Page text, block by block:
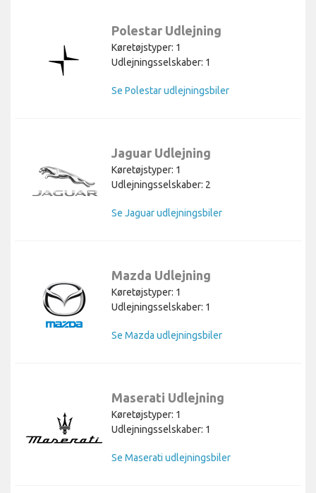
Polestar Udlejning
Køretøjstyper: 1
Udlejningsselskaber: 1
Se Polestar udlejningsbiler
Jaguar Udlejning
Køretøjstyper: 1
Udlejningsselskaber: 2
Se Jaguar udlejningsbiler
Mazda Udlejning
Køretøjstyper: 1
Udlejningsselskaber: 1
Se Mazda udlejningsbiler
Maserati Udlejning
Køretøjstyper: 1
Udlejningsselskaber: 1
Se Maserati udlejningsbiler